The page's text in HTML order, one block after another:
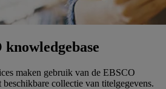
maken gebruik van de EBSCO
collectie van titelgegevens.